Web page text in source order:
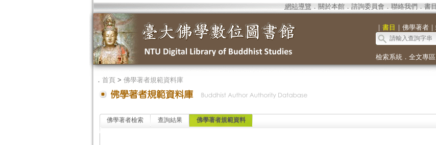
網站導覽 ． 關於本館． 諮詢委員會． 聯絡我們 ． 書
｜ 書目 ｜ 佛學著者｜
檢索系統． 全文專區
． 首頁> 佛學著者規範資料庫
佛學著者檢索 查詢結果 佛學著者規範資料